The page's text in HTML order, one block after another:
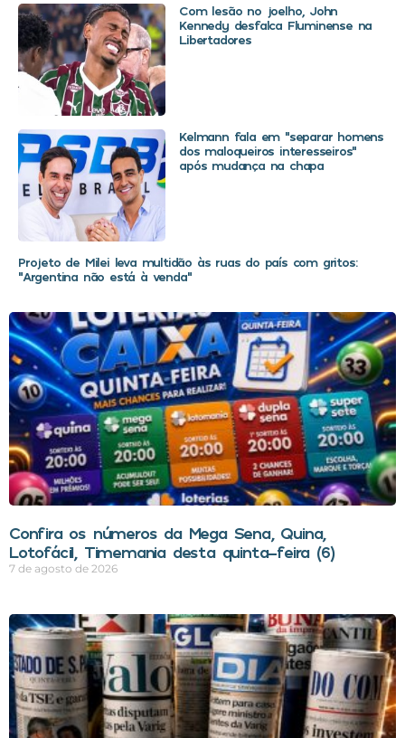
Com lesão no joelho, John
Kennedy desfalca Fluminense na
Libertadores
Kelmann fala em “separar homens
dos maloqueiros interesseiros”
após mudança na chapa
Projeto de Milei leva multidão às ruas do país com gritos:
“Argentina não está à venda”
Confira os números da Mega Sena, Quina,
Lotofácil, Timemania desta quinta-feira (6)
7 de agosto de 2026